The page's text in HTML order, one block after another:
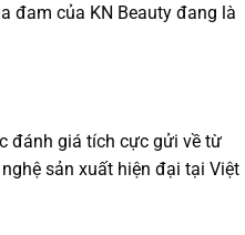
đam của KN Beauty đang là
đánh giá tích cực gửi về từ
sản xuất hiện đại tại Việt